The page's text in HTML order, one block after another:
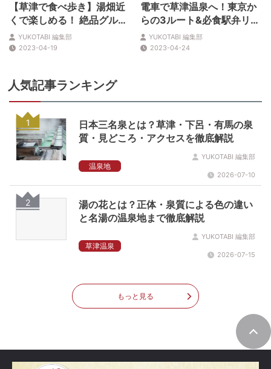
【草津で食べ歩き】湯畑近
くで楽しめる！ 絶品グルメ
7選YUKOTABI 編集部
2023-04-19
電車で草津温泉へ！東京か
らの3ルート&必食駅弁リス
トYUKOTABI 編集部
2023-04-24
人気記事ランキング
1
日本三名泉とは？草津・下呂・有馬の泉
質・見どころ・アクセスを徹底解説
温泉地
YUKOTABI 編集部
2026-07-10
2
湯の花とは？正体・泉質による色の違い
と名湯の温泉地まで徹底解説
草津温泉
YUKOTABI 編集部
2026-07-15
もっと見る